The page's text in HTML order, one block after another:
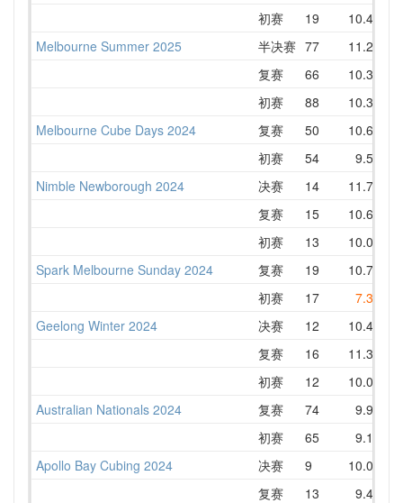
初赛
19
10.49
Melbourne Summer 2025
半决赛 77
11.29
复赛
66
10.31
初赛
88
10.31
Melbourne Cube Days 2024
复赛 50
10.69
初赛
54
9.56
Nimble Newborough 2024
决赛 14
11.70
复赛
15
10.63
初赛
13
10.04
Spark Melbourne Sunday 2024
复赛 19
10.75
初赛
17
7.33
Geelong Winter 2024
决赛 12
10.49
复赛
16
11.38
初赛
12
10.06
Australian Nationals 2024
复赛 74
9.98
初赛
65
9.16
Apollo Bay Cubing 2024
决赛 9
10.08
复赛
13
9.45